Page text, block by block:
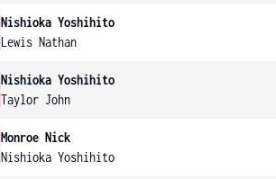
Nishioka Yoshihito
Lewis Nathan
Nishioka Yoshihito
Taylor John
Monroe Nick
Nishioka Yoshihito